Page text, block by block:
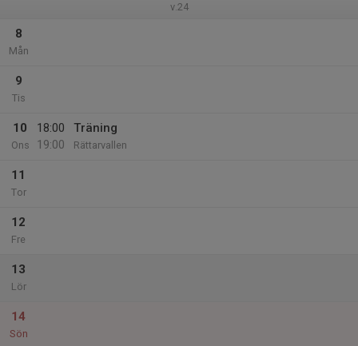
v.24
8
Mån
9
Tis
10
Ons
18:00
19:00
Träning
Rättarvallen
11
Tor
12
Fre
13
Lör
14
Sön